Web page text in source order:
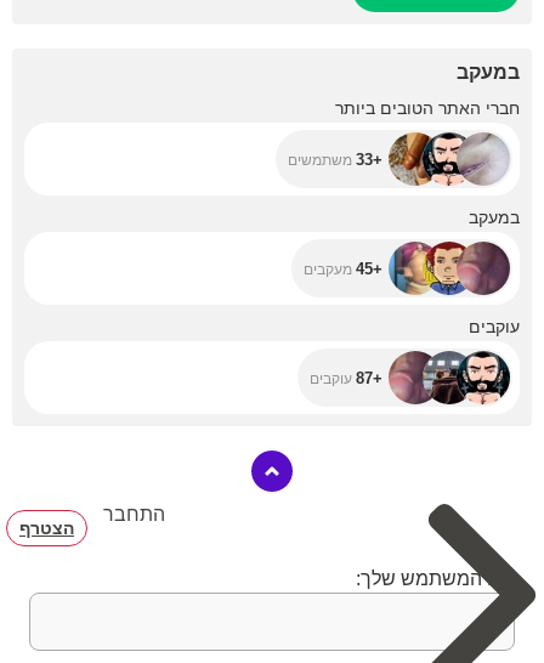
במעקב
חברי האתר הטובים ביותר
+33
+33 משתמשים
במעקב
+45 מעקבים
עוקבים
+87 עוקבים
התחבר
הצטרף
שם המשתמש שלך: